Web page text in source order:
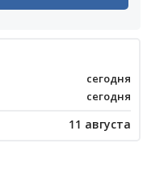
сегодня
сегодня
11 августа